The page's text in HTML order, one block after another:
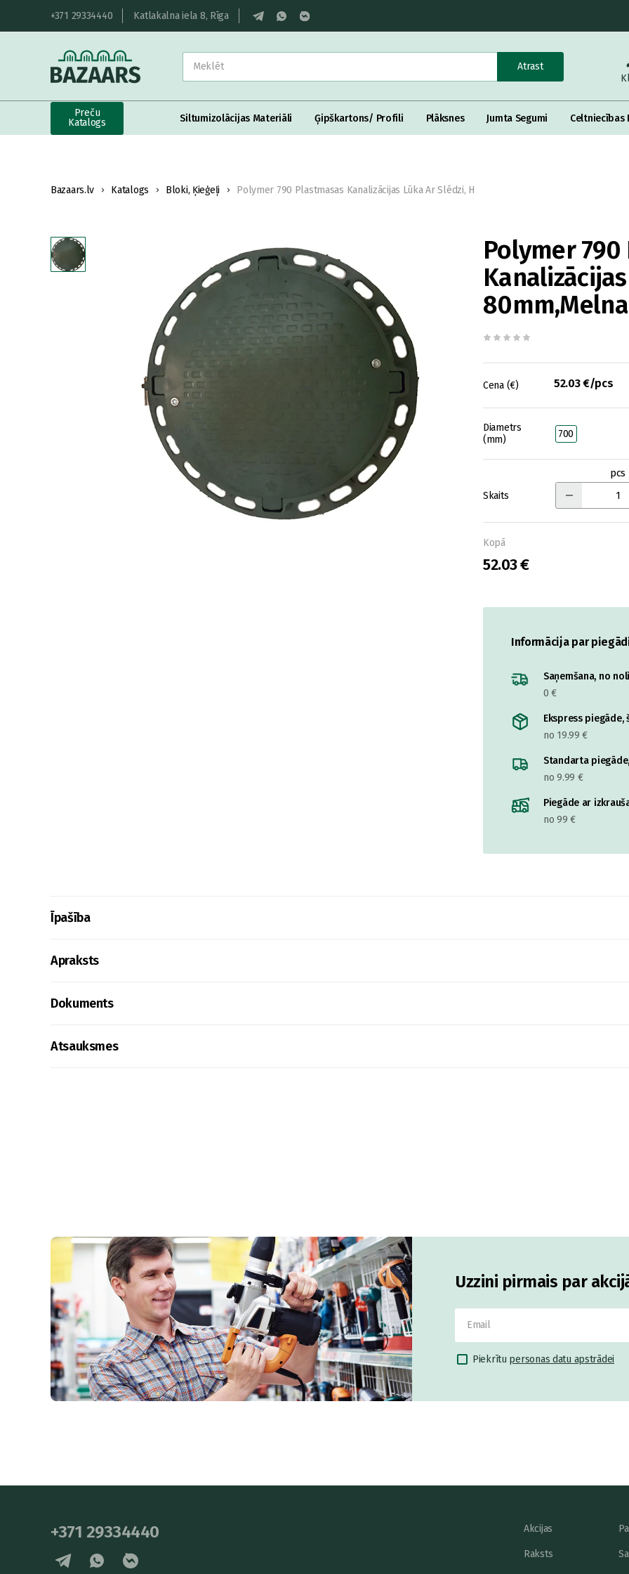
+371 29334440 Katlakalna iela 8, Rīga
Atrast
Preču
Katalogs
Siltumizolācijas Materiāli Ģipškartons/ Profili Plāksnes Jumta Segumi Celtniecības
Bazaars.lv Katalogs Bloki, Ķieģeļi Polymer 790 Plastmasas Kanalizācijas Lūka Ar Slēdzi, H
Polymer
Cena (€) 52.03 €/pcs
Diametrs
(mm)
700
Skaits
pcs
Kopā
52.03 €
Informācija par
Saņemšana, no
0 €
Ekspress
no 19.99 €
Standarta
no 9.99 €
Piegāde ar
no 99 €
Īpašība
Apraksts
Dokuments
Atsauksmes
Uzzini pirmais par
Piekrītu personas datu apstrādei
+371 29334440 Akcijas
Raksts